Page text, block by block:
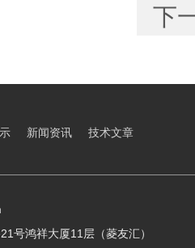
下
新闻资讯 技术文章
号鸿祥大厦11层（菱友汇）